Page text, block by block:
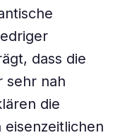
dass die
sehr nah
die
eisenzeitlichen